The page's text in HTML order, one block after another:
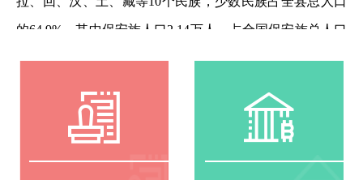
的64.9%，其中保安族人口2.14万人，占全国保安族总人口
数的95%以上，是全国唯一的保安族聚居地。
公里，面向兰州、服务藏区的交通区位优势十分优越，是
兰州—临夏—拉卜楞—九寨沟黄金旅游线上的重要节点，
【 查看详情 】